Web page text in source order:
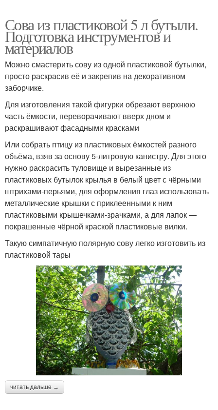
Сова из пластиковой 5 л бутыли.
Подготовка инструментов и
материалов
Можно смастерить сову из одной пластиковой бутылки,
просто раскрасив её и закрепив на декоративном
заборчике.
Для изготовления такой фигурки обрезают верхнюю
часть ёмкости, переворачивают вверх дном и
раскрашивают фасадными красками
Или собрать птицу из пластиковых ёмкостей разного
объёма, взяв за основу 5-литровую канистру. Для этого
нужно раскрасить туловище и вырезанные из
пластиковых бутылок крылья в белый цвет с чёрными
штрихами-перьями, для оформления глаз использовать
металлические крышки с приклеенными к ним
пластиковыми крышечками-зрачками, а для лапок —
покрашенные чёрной краской пластиковые вилки.
Такую симпатичную полярную сову легко изготовить из
пластиковой тары
читать дальше →